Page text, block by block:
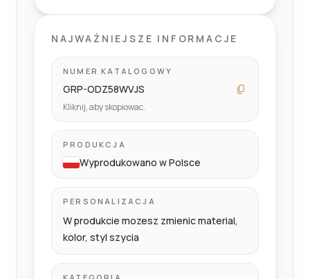
NAJWAŻNIEJSZE INFORMACJE
NUMER KATALOGOWY
GRP-ODZ58WVJS
Kliknij, aby skopiowac.
PRODUKCJA
Wyprodukowano w Polsce
PERSONALIZACJA
W produkcie mozesz zmienic material,
kolor, styl szycia